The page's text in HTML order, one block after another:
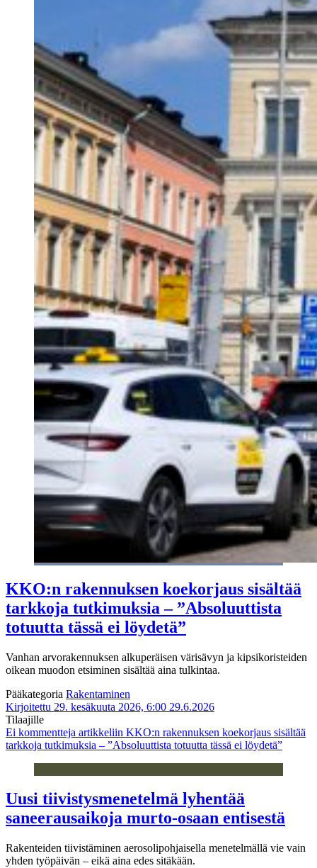
KKO:n rakennuksen koekorjaus sisältää
tarkkoja tutkimuksia – ”Absoluuttista
totuutta tässä ei löydetä”
Vanhan arvorakennuksen alkuperäisen värisävyn ja kipsikoristeiden
oikean muodon etsiminen sisältää aina tulkintaa.
Pääkategoria Rakentaminen
Kirjoitettu 29. kesäkuuta 2026, 6:00 29.6.2026
Tilaajille
Ei kommentteja artikkeliin KKO:n rakennuksen koekorjaus sisältää
tarkkoja tutkimuksia – ”Absoluuttista totuutta tässä ei löydetä”
Uusi tiivistysmenetelmä lyhentää
saneerausaikoja murto-osaan entisestä
Rakenteiden tiivistäminen aerosolipohjaisella menetelmällä vie vain
yhden työpäivän – eikä aina edes sitäkään.